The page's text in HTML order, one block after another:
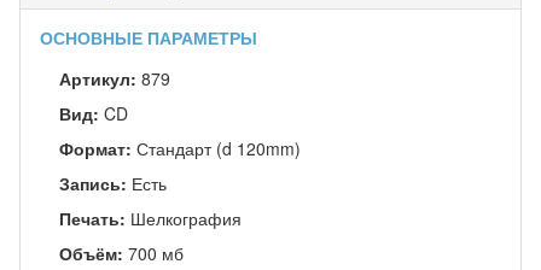
ОСНОВНЫЕ ПАРАМЕТРЫ
Артикул: 879
Вид: CD
Формат: Стандарт (d 120mm)
Запись: Есть
Печать: Шелкография
Объём: 700 мб